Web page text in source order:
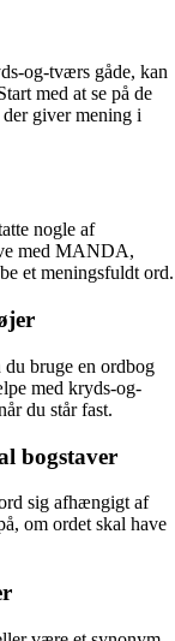
og-tværs gåde, kan
med at se på de
giver mening i
nogle af
med MANDA,
et meningsfuldt ord.
bruge en ordbog
med kryds-og-
du står fast.
bogstaver
sig afhængigt af
om ordet skal have